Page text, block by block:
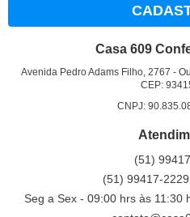
Casa 609
Avenida Pedro Adams Filho, 2767 -
CEP:
CNPJ:
(51)
(51) 99417-2229
Seg a Sex - 09:00 hrs às 11:30